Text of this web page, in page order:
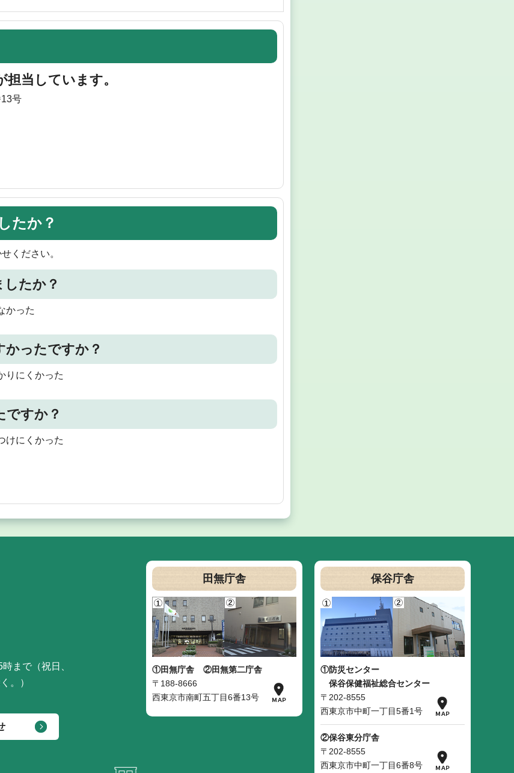
担当しています。
号
たか？
ください。
たか？
かった
ったですか？
りにくかった
ですか？
けにくかった
まで（祝日、
。）
田無庁舎
①田無庁舎
②田無第二庁舎
〒188-8666
西東京市南町五丁目6番13号
保谷庁舎
①防災センター
保谷保健福祉総合センター
〒202-8555
西東京市中町一丁目5番1号
②保谷東分庁舎
〒202-8555
西東京市中町一丁目6番8号